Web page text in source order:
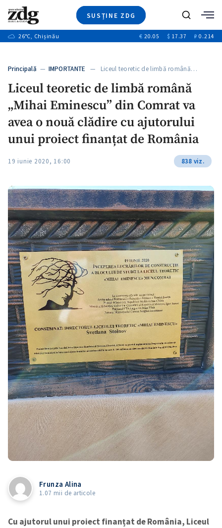
SUSȚINE ZDG
Ştiri
+7
Video
Special
+1
Blog
+2
ZdGust
Caută
26°C, Chișinău € 20.05 $ 17.37 ₽ 0.214
Principală — IMPORTANTE — Liceul teoretic de limbă română…
Liceul teoretic de limbă română
„Mihai Eminescu” din Comrat va
avea o nouă clădire cu ajutorului
unui proiect finanțat de România
19 iunie 2020, 16:00 838 viz.
Frunza Alina
1.07 mii de articole
Cu ajutorul unui proiect finanțat de România, Liceul